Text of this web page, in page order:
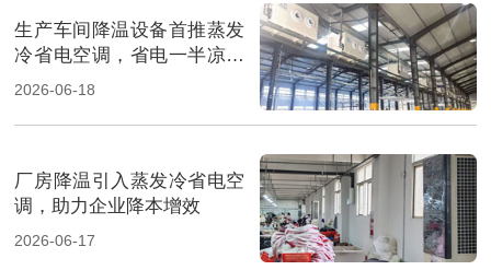
生产车间降温设备首推蒸发
冷省电空调，省电一半凉快
翻倍
2026-06-18
厂房降温引入蒸发冷省电空
调，助力企业降本增效
2026-06-17